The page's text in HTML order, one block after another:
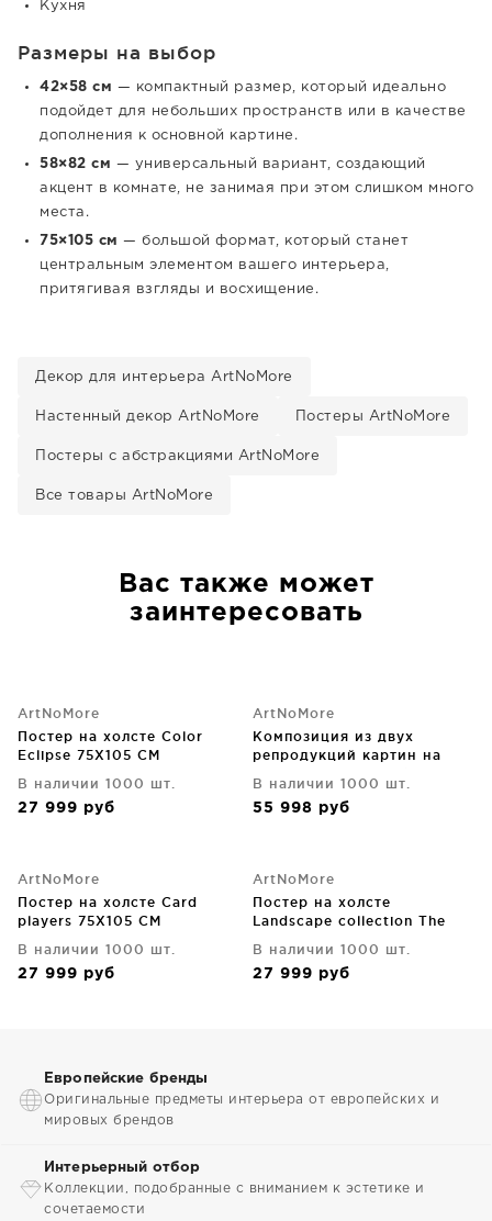
Кухня
Размеры на выбор
42×58 см — компактный размер, который идеально
подойдет для небольших пространств или в качестве
дополнения к основной картине.
58×82 см — универсальный вариант, создающий
акцент в комнате, не занимая при этом слишком много
места.
75×105 см — большой формат, который станет
центральным элементом вашего интерьера,
притягивая взгляды и восхищение.
Декор для интерьера ArtNoMore
Настенный декор ArtNoMore Постеры ArtNoMore
Постеры с абстракциями ArtNoMore
Все товары ArtNoMore
Вас также может
заинтересовать
ArtNoMore
Постер на холсте Color
Eclipse 75X105 CM
В наличии 1000 шт.
27 999 руб
ArtNoMore
Композиция из двух
репродукций картин на
75X105 / 75X105 CM
В наличии 1000 шт.
55 998 руб
ArtNoMore
Постер на холсте Card
players 75X105 CM
В наличии 1000 шт.
27 999 руб
ArtNoMore
Постер на холсте
Landscape collection The
В наличии 1000 шт.
27 999 руб
Европейские бренды
Оригинальные предметы интерьера от европейских и
мировых брендов
Интерьерный отбор
Коллекции, подобранные с вниманием к эстетике и
сочетаемости